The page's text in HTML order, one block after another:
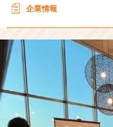
企業情報